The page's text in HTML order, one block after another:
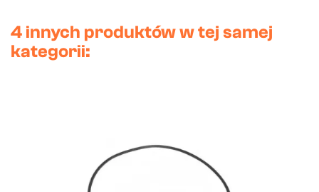
4 innych produktów w tej samej
kategorii: